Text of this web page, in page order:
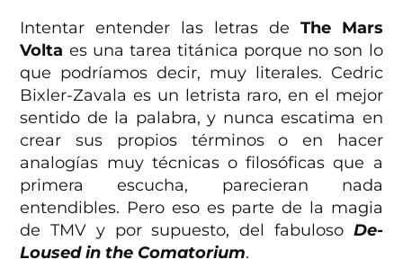
Intentar entender las letras de The Mars
Volta es una tarea titánica porque no son lo
que podríamos decir, muy literales. Cedric
Bixler-Zavala es un letrista raro, en el mejor
sentido de la palabra, y nunca escatima en
crear sus propios términos o en hacer
analogías muy técnicas o filosóficas que a
primera escucha, parecieran nada
entendibles. Pero eso es parte de la magia
de TMV y por supuesto, del fabuloso De-
Loused in the Comatorium.